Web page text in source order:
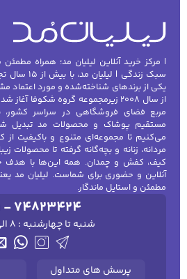
| مرکز خرید آنلاین لیلیان مد؛ همراه
سبک زندگی |
یکی از برندهای شناخته‌شده و مورد اعتماد
مربع فضای فروشگاهی در سراسر
مستقیم پوشاک و محصولات مد تبدیل
می‌کنیم تا مجموعه‌ای متنوع و باکیفیت از
مردانه، زنانه و بچه‌گانه گرفته تا محصولات
کیف، کفش و چمدان. همه این‌ها با هدف
آنلاین و حضوری برای شماست. لیلیان مد
مطمئن و استایل ماندگار.
- 74823424
شنبه تا چهارشنبه : 8 الی 17:30
پرسش های متداول